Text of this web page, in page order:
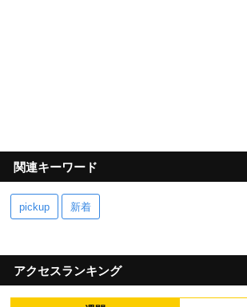
関連キーワード
pickup 新着
アクセスランキング